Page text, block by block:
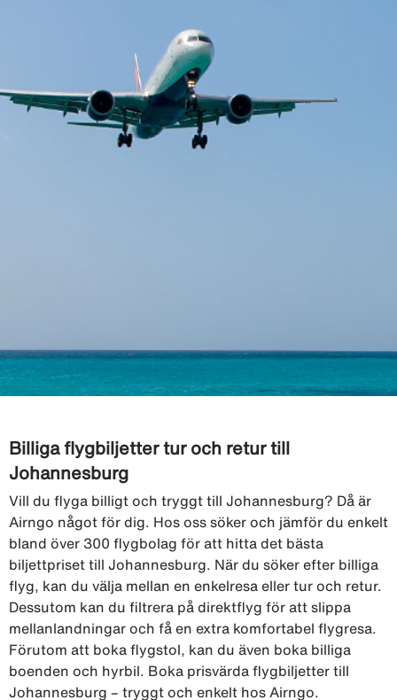
Billiga flygbiljetter tur och retur till
Johannesburg
Vill du flyga billigt och tryggt till Johannesburg? Då är
Airngo något för dig. Hos oss söker och jämför du enkelt
bland över 300 flygbolag för att hitta det bästa
biljettpriset till Johannesburg. När du söker efter billiga
flyg, kan du välja mellan en enkelresa eller tur och retur.
Dessutom kan du filtrera på direktflyg för att slippa
mellanlandningar och få en extra komfortabel flygresa.
Förutom att boka flygstol, kan du även boka billiga
boenden och hyrbil. Boka prisvärda flygbiljetter till
Johannesburg – tryggt och enkelt hos Airngo.